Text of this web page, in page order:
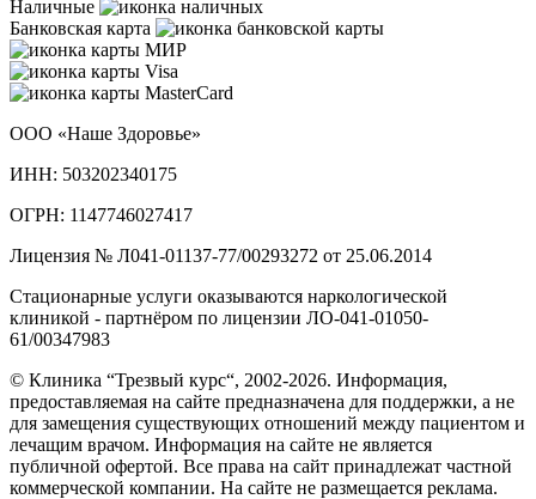
Наличные
Банковская карта
ООО «Наше Здоровье»
ИНН: 503202340175
ОГРН: 1147746027417
Лицензия № Л041-01137-77/00293272 от 25.06.2014
Стационарные услуги оказываются наркологической
клиникой - партнёром по лицензии ЛО-041-01050-
61/00347983
© Клиника “Трезвый курс“, 2002-2026. Информация,
предоставляемая на сайте предназначена для поддержки, а не
для замещения существующих отношений между пациентом и
лечащим врачом. Информация на сайте не является
публичной офертой. Все права на сайт принадлежат частной
коммерческой компании. На сайте не размещается реклама.